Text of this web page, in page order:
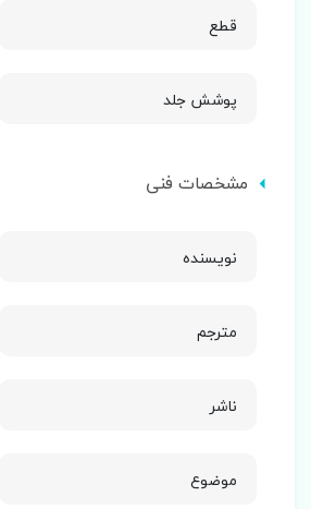
قطع
پوشش جلد
مشخصات فنی
نویسنده
مترجم
ناشر
موضوع